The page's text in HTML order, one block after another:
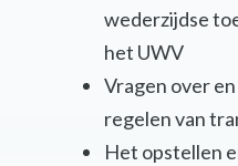
wederzijdse
het UWV
Vragen over
regelen van
Het opstellen